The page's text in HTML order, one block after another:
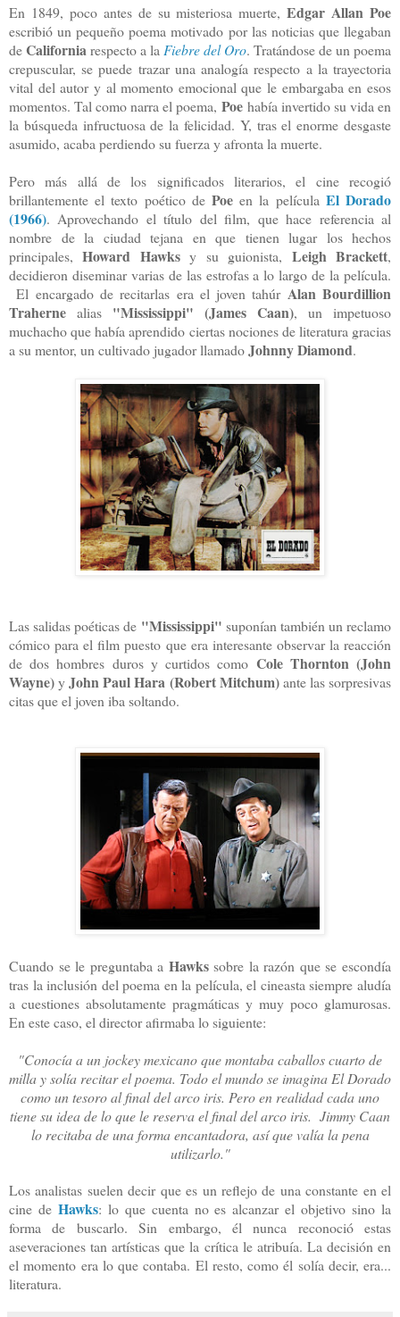
En 1849, poco antes de su misteriosa muerte,Edgar Allan Poe
escribió un pequeño poema motivado por las noticias que llegaban
deCaliforniarespecto a la Fiebre del Oro. Tratándose de un poema
crepuscular, se puede trazar una analogía respecto a la trayectoria
vital del autor y al momento emocional que le embargaba en esos
momentos. Tal como narra el poema, Poehabía invertido su vida en
la búsqueda infructuosa de la felicidad. Y, tras el enorme desgaste
asumido, acaba perdiendo su fuerza y afronta la muerte.
Pero más allá de los significados literarios, el cine recogió
brillantemente el texto poético de Poe en la película El Dorado
(1966). Aprovechando el título del film, que hace referencia al
nombre de la ciudad tejana en que tienen lugar los hechos
principales,Howard Hawksy su guionista, Leigh Brackett,
decidieron diseminar varias de las estrofas a lo largo de la película.
El encargado de recitarlas era el joven tahúr Alan Bourdillion
Traherne alias "Mississippi" (James Caan), un impetuoso
muchacho que había aprendido ciertas nociones de literatura gracias
a su mentor, un cultivado jugador llamadoJohnny Diamond.
Las salidas poéticas de "Mississippi" suponían también un reclamo
cómico para el film puesto que era interesante observar la reacción
de dos hombres duros y curtidos como Cole Thornton (John
Wayne)yJohn Paul Hara (Robert Mitchum)ante las sorpresivas
citas que el joven iba soltando.
Cuando se le preguntaba a Hawkssobre la razón que se escondía
tras la inclusión del poema en la película, el cineasta siempre aludía
a cuestiones absolutamente pragmáticas y muy poco glamurosas.
En este caso, el director afirmaba lo siguiente:
"Conocía a un jockey mexicano que montaba caballos cuarto de
milla y solía recitar el poema. Todo el mundo se imagina El Dorado
como un tesoro al final del arco iris. Pero en realidad cada uno
tiene su idea de lo que le reserva el final del arco iris. Jimmy Caan
lo recitaba de una forma encantadora, así que valía la pena
utilizarlo."
Los analistas suelen decir que es un reflejo de una constante en el
cine de Hawks: lo que cuenta no es alcanzar el objetivo sino la
forma de buscarlo. Sin embargo, él nunca reconoció estas
aseveraciones tan artísticas que la crítica le atribuía. La decisión en
el momento era lo que contaba. El resto, como él solía decir, era...
literatura.